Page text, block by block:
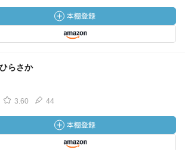
らさか
3.60 44